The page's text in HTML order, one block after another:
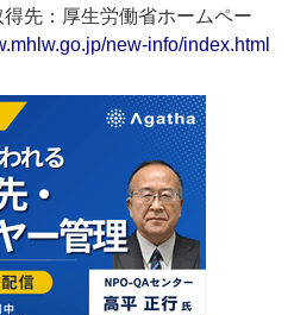
先：厚生労働省ホームペー
new-info/index.html